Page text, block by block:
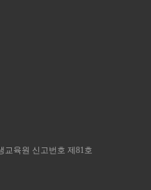
교육원 신고번호 제81호